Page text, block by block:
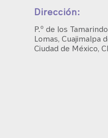
Dirección:
P.º de los
Lomas, Cuajimalpa
Ciudad de México,